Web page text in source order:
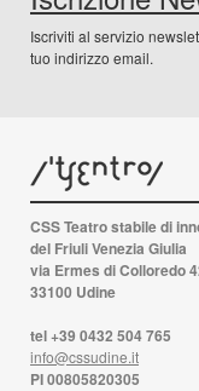
Iscriviti al servizio
tuo indirizzo email.
CSS Teatro stabile di
del Friuli Venezia Giulia
via Ermes di Colloredo
33100 Udine
tel +39 0432 504 765
info@cssudine.it
PI 00805820305